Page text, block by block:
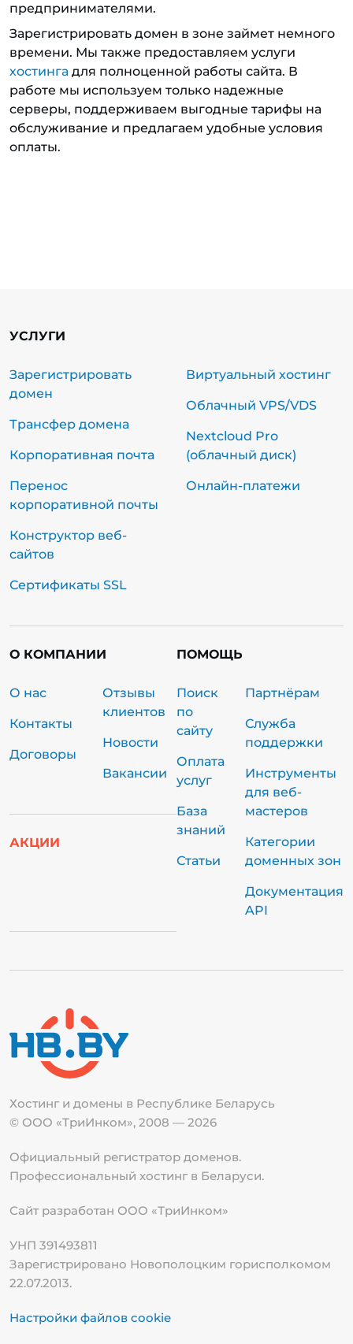
предпринимателями.
Зарегистрировать домен в зоне займет немного
времени. Мы также предоставляем услуги
хостинга для полноценной работы сайта. В
работе мы используем только надежные
серверы, поддерживаем выгодные тарифы на
обслуживание и предлагаем удобные условия
оплаты.
УСЛУГИ
Зарегистрировать
домен
Трансфер домена
Корпоративная почта
Перенос
корпоративной почты
Конструктор веб-
сайтов
Сертификаты SSL
Виртуальный хостинг
Облачный VPS/VDS
Nextcloud Pro
(облачный диск)
Онлайн-платежи
О КОМПАНИИ
О нас
Контакты
Договоры
Отзывы
клиентов
Новости
Вакансии
АКЦИИ
ПОМОЩЬ
Поиск
по
сайту
Оплата
услуг
База
знаний
Статьи
Партнёрам
Служба
поддержки
Инструменты
для веб-
мастеров
Категории
доменных зон
Документация
API
Хостинг и домены в Республике Беларусь
© ООО «ТриИнком», 2008 — 2026
Официальный регистратор доменов.
Профессиональный хостинг в Беларуси.
Сайт разработан ООО «ТриИнком»
УНП 391493811
Зарегистрировано Новополоцким горисполкомом
22.07.2013.
Настройки файлов cookie